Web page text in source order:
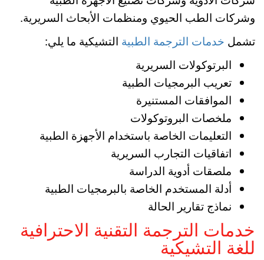
وشركات الطب الحيوي ومنظمات الأبحاث السريرية.
تشمل خدمات الترجمة الطبية التشيكية ما يلي:
البرتوكولات السريرية
تعريب البرمجيات الطبية
الموافقات المستنيرة
ملخصات البروتوكولات
التعليمات الخاصة باستخدام الأجهزة الطبية
اتفاقيات التجارب السريرية
ملصقات أدوية الدراسة
أدلة المستخدم الخاصة بالبرمجيات الطبية
نماذج تقارير الحالة
خدمات الترجمة التقنية الاحترافية
للغة التشيكية